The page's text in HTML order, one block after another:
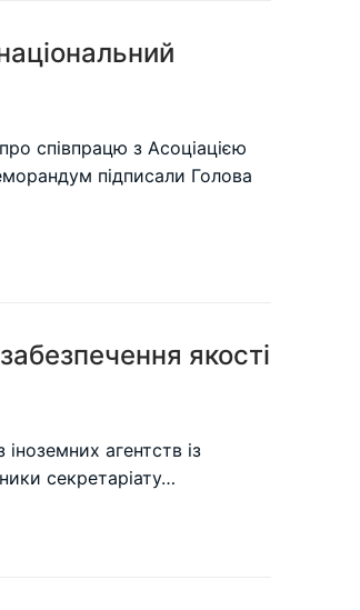
співпрацю з Асоціацією
підписали Голова
якості
агентств із
секретаріату…